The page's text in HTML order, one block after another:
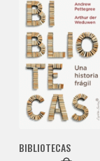
BIBLIOTECAS